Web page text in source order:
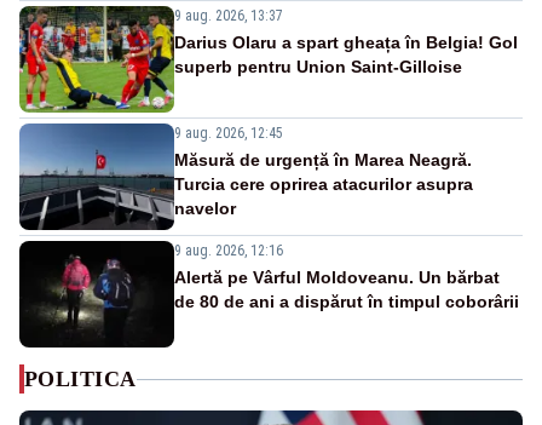
9 aug. 2026, 13:37
Darius Olaru a spart gheața în Belgia! Gol
superb pentru Union Saint-Gilloise
9 aug. 2026, 12:45
Măsură de urgență în Marea Neagră.
Turcia cere oprirea atacurilor asupra
navelor
9 aug. 2026, 12:16
Alertă pe Vârful Moldoveanu. Un bărbat
de 80 de ani a dispărut în timpul coborârii
POLITICA